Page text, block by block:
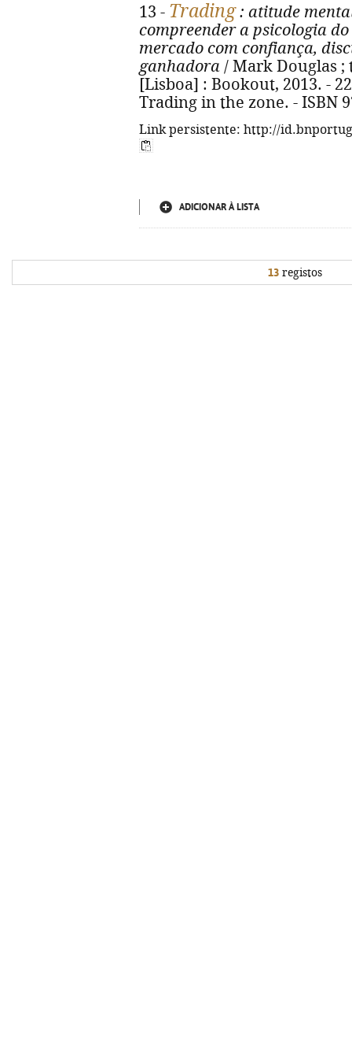
13 - Trading: atitude
compreender a psicologia
mercado com confiança,
ganhadora / Mark Douglas ;
[Lisboa] : Bookout, 2013. -
Trading in the zone. - ISBN
Link persistente: http://
ADICIONAR À LISTA
13registos